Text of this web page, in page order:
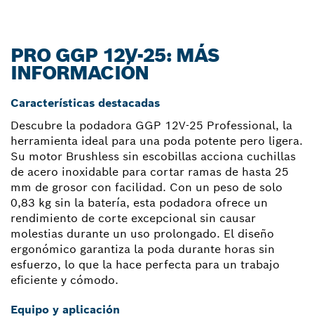
PRO GGP 12V-25: MÁS
INFORMACIÓN
Características destacadas
Descubre la podadora GGP 12V-25 Professional, la
herramienta ideal para una poda potente pero ligera.
Su motor Brushless sin escobillas acciona cuchillas
de acero inoxidable para cortar ramas de hasta 25
mm de grosor con facilidad. Con un peso de solo
0,83 kg sin la batería, esta podadora ofrece un
rendimiento de corte excepcional sin causar
molestias durante un uso prolongado. El diseño
ergonómico garantiza la poda durante horas sin
esfuerzo, lo que la hace perfecta para un trabajo
eficiente y cómodo.
Equipo y aplicación